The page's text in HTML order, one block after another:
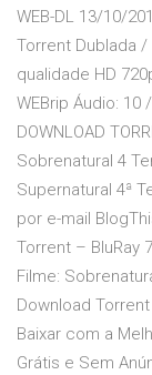
WEB-DL 13/10/
Torrent Dublada
qualidade HD
WEBrip Áudio: 10
DOWNLOAD
Sobrenatural 4
Supernatural 4ª
por e-mail
Torrent – BluRay
Filme:
Download
Baixar com a
Grátis e Sem